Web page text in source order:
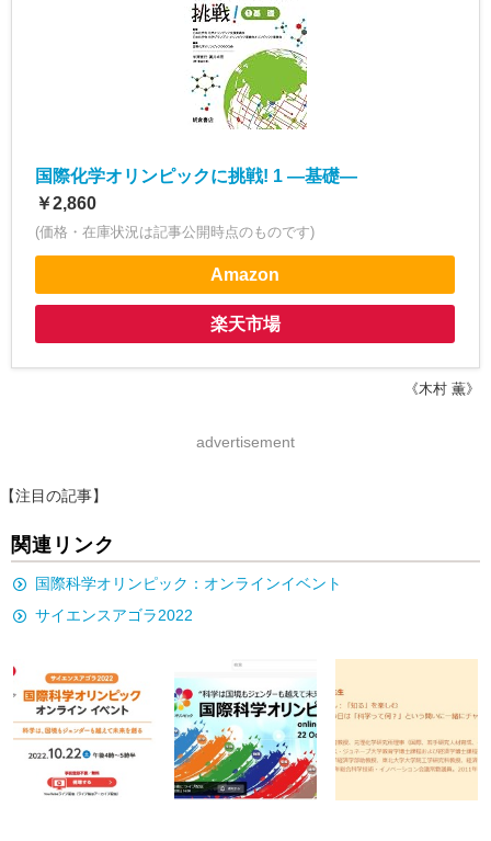
国際化学オリンピックに挑戦! 1 ―基礎―
￥2,860
(価格・在庫状況は記事公開時点のものです)
Amazon
楽天市場
《木村 薫》
advertisement
【注目の記事】
関連リンク
国際科学オリンピック：オンラインイベント
サイエンスアゴラ2022